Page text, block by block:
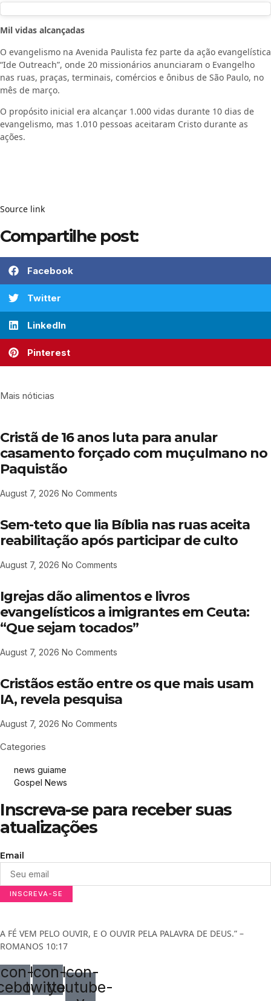
Mil vidas alcançadas
O evangelismo na Avenida Paulista fez parte da ação evangelística
“Ide Outreach”, onde 20 missionários anunciaram o Evangelho
nas ruas, praças, terminais, comércios e ônibus de São Paulo, no
mês de março.
O propósito inicial era alcançar 1.000 vidas durante 10 dias de
evangelismo, mas 1.010 pessoas aceitaram Cristo durante as
ações.
Source link
Compartilhe post:
Facebook
Twitter
LinkedIn
Pinterest
Mais nóticias
Cristã de 16 anos luta para anular
casamento forçado com muçulmano no
Paquistão
August 7, 2026 No Comments
Sem-teto que lia Bíblia nas ruas aceita
reabilitação após participar de culto
August 7, 2026 No Comments
Igrejas dão alimentos e livros
evangelísticos a imigrantes em Ceuta:
“Que sejam tocados”
August 7, 2026 No Comments
Cristãos estão entre os que mais usam
IA, revela pesquisa
August 7, 2026 No Comments
Categories
news guiame
Gospel News
Inscreva-se para receber suas
atualizações
Email
INSCREVA-SE
A FÉ VEM PELO OUVIR, E O OUVIR PELA PALAVRA DE DEUS.” –
ROMANOS 10:17
Icon-
twitter
Icon-
youtube-